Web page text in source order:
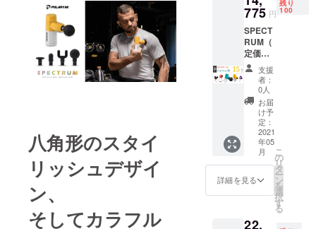
八角形のスタイ
リッシュデザイ
ン、
そしてカラフル
効果を最大
限に引き出
すため、私
たちのデザ
インはプロ
フェッショ
ナルの経験
に基づいて
作られてい
ます。
プロのパー
ソナルト
レーナー、
RUM 本
体 1個
付け替
えヘッ
ド 4種
USB-C
ケーブ
ル 1個
落下防
止用ハ
ンドス
トラッ
プ 1個
ユー
ザーマ
ニュア
らお選
775 円
残り
100
SPECT
RUM（
定価
16,500
円） 割
引価格
14,025
(15%OF
F)＋配
送料750
円 →
キャン
ペーン
価格
14,775
SPECT
支援
者：
0人
お届
け予
定：
2021
年05
月
詳細を見る
こ
の
リ
タ
ー
ン
を
選
択
す
る
22,